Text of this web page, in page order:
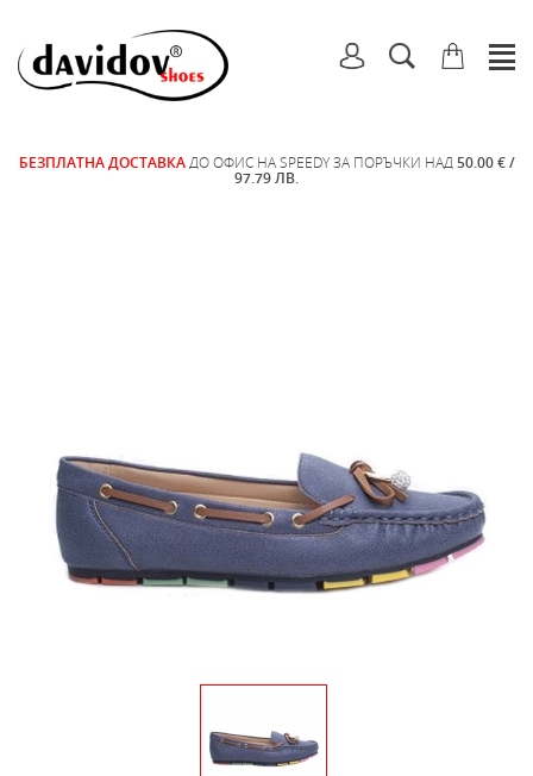
БЕЗПЛАТНА ДОСТАВКА ДО ОФИС НА SPEEDY ЗА ПОРЪЧКИ НАД 50.00 € /
97.79 ЛВ.